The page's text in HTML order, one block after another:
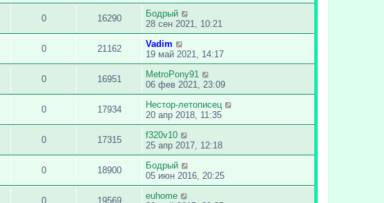
0 16290
Бодрый
28 сен 2021, 10:21
0 21162
Vadim
19 май 2021, 14:17
0 16951
MetroPony91
06 фев 2021, 23:09
0 17934
Нестор-летописец
20 апр 2018, 11:35
0 17315
f320v10
25 апр 2017, 12:18
0 18900
Бодрый
05 июн 2016, 20:25
0 19569
euhome